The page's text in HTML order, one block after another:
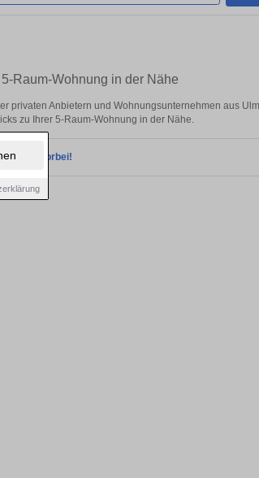
Raum-Wohnung in der Nähe
privaten Anbietern und Wohnungsunternehmen aus
zu Ihrer 5-Raum-Wohnung in der Nähe.
wieder vorbei!